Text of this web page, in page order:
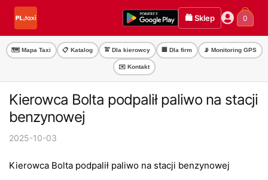
Przejdź
nawigacji
Przejdź
treści
🛍️ Sklep 0
🗺️ Mapa Taxi 📋 Katalog 🚖 Dla kierowcy 🏢 Dla firm 📡 Monitoring GPS
✉️ Kontakt
Kierowca Bolta podpalił paliwo na stacji
benzynowej
2025-10-03
Kierowca Bolta podpalił paliwo na stacji benzynowej